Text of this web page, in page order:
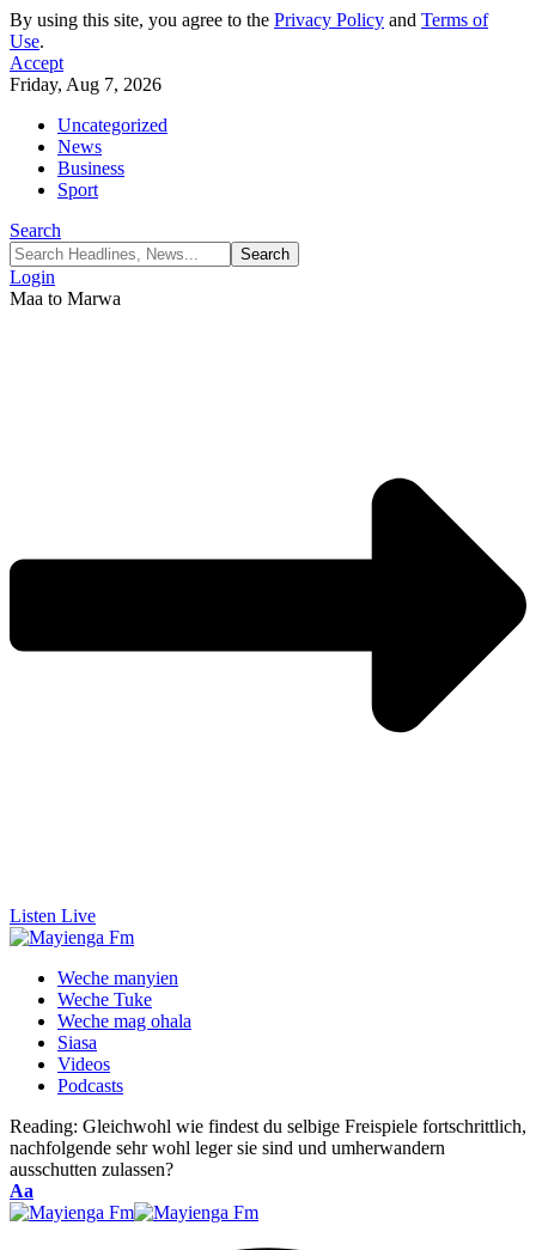
By using this site, you agree to the Privacy Policy and Terms of
Use.
Accept
Friday, Aug 7, 2026
Uncategorized
News
Business
Sport
Search
Login
Maa to Marwa
Listen Live
Weche manyien
Weche Tuke
Weche mag ohala
Siasa
Videos
Podcasts
Reading: Gleichwohl wie findest du selbige Freispiele fortschrittlich,
nachfolgende sehr wohl leger sie sind und umherwandern
ausschutten zulassen?
Font
Resizer
Aa